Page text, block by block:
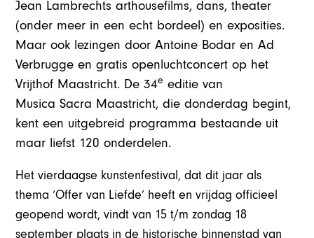
Jean Lambrechts arthousefilms, dans, theater
(onder meer in een echt bordeel) en exposities.
Maar ook lezingen door Antoine Bodar en Ad
Verbrugge en gratis openluchtconcert op het
Vrijthof Maastricht. De 34e editie van
Musica Sacra Maastricht, die donderdag begint,
kent een uitgebreid programma bestaande uit
maar liefst 120 onderdelen.
Het vierdaagse kunstenfestival, dat dit jaar als
thema ‘Offer van Liefde’ heeft en vrijdag officieel
geopend wordt, vindt van 15 t/m zondag 18
september plaats in de historische binnenstad van